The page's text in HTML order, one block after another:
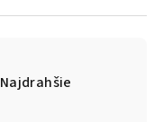
Najdrahšie